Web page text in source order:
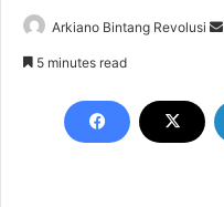
Arkiano Bintang Revolusi
5 minutes read